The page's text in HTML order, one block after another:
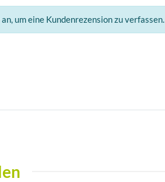
um eine Kundenrezension zu verfassen.